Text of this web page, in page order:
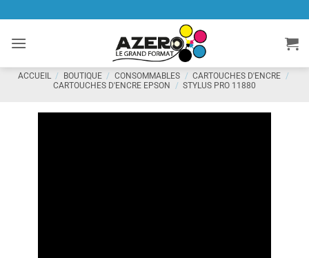
contenu
ACCUEIL / BOUTIQUE / CONSOMMABLES / CARTOUCHES D'ENCRE /
CARTOUCHES D'ENCRE EPSON
/ STYLUS PRO 11880